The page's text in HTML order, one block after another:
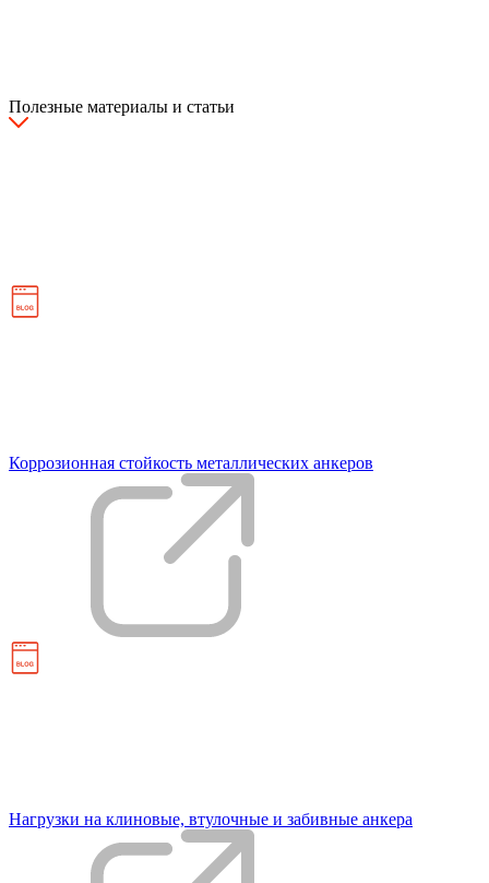
Полезные материалы и статьи
Коррозионная стойкость металлических анкеров
Нагрузки на клиновые, втулочные и забивные анкера